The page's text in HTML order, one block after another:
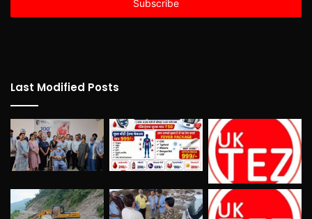
Last Modified Posts